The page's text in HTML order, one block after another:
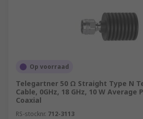
Op voorraad
Telegartner 50 Ω Straight Type N
Cable, 0GHz, 18 GHz, 10 W Average
Coaxial
RS-stocknr. 712-3113